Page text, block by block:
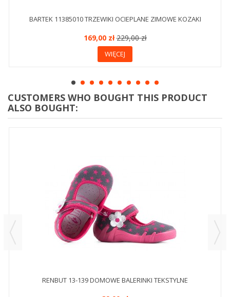
BARTEK 11385010 TRZEWIKI OCIEPLANE ZIMOWE KOZAKI
169,00 zł229,00 zł
WIĘCEJ
CUSTOMERS WHO BOUGHT THIS PRODUCT
ALSO BOUGHT:
RENBUT 13-139 DOMOWE BALERINKI TEKSTYLNE